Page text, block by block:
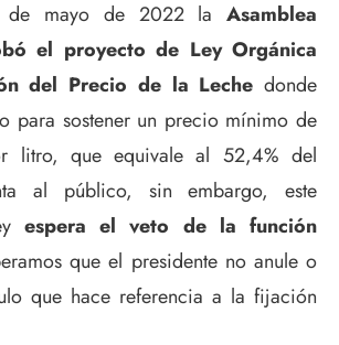
de mayo de 2022 la Asamblea
el proyecto de Ley Orgánica
del Precio de la Leche donde
para sostener un precio mínimo de
litro, que equivale al 52,4% del
al público, sin embargo, este
espera el veto de la función
que el presidente no anule o
que hace referencia a la fijación